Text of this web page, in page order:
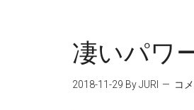
凄いパワ
2018-11-29 By JURI コ